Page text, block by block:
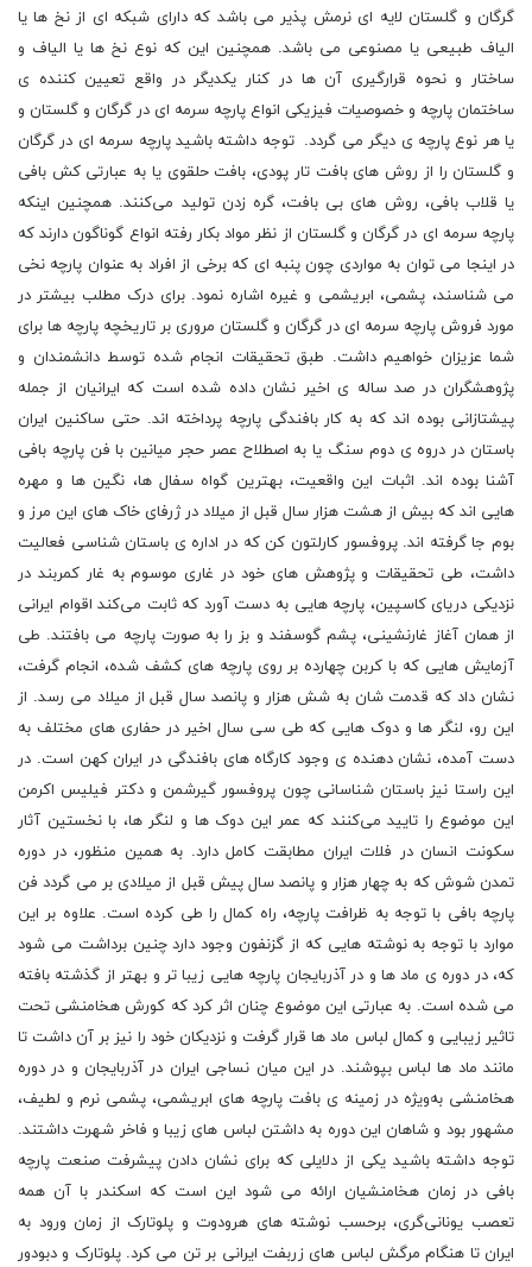
گرگان و گلستان لایه ‌ای نرمش‌ پذیر می باشد که دارای شبکه ‌ای از نخ ‌ها یا
الیاف طبیعی یا مصنوعی می باشد. همچنین این که نوع نخ ‌ها یا الیاف و
ساختار و نحوه قرارگیری آن‌ ها در کنار یکدیگر در واقع تعیین کننده ی
ساختمان پارچه و خصوصیات فیزیکی انواع پارچه سرمه ای در گرگان و گلستان و
یا هر نوع پارچه ی دیگر می گردد. توجه داشته باشید پارچه‌ سرمه ای در گرگان
و گلستان را از روش ‌های بافت تار پودی، بافت حلقوی یا به عبارتی کش‌ بافی
یا قلاب بافی، روش ‌های بی بافت، گره زدن تولید می‌کنند. همچنین اینکه
پارچه سرمه ای در گرگان و گلستان از نظر مواد بکار رفته انواع گوناگون دارند که
در اینجا می توان به مواردی چون پنبه‌ ای که برخی از افراد به عنوان پارچه نخی
می شناسند، پشمی، ابریشمی و غیره اشاره نمود. برای درک مطلب بیشتر در
مورد فروش پارچه سرمه ای در گرگان و گلستان مروری بر تاریخچه پارچه ها برای
شما عزیزان خواهیم داشت. طبق تحقیقات انجام شده توسط دانشمندان و
پژوهشگران در صد ساله ی اخیر نشان داده شده است که ایرانیان از جمله
پیشتازانی بوده ‌اند که به کار بافندگی پارچه پرداخته ‌اند. حتی ساکنین ایران
باستان در دروه ی دوم سنگ یا به اصطلاح عصر حجر میانین با فن پارچه ‌بافی
آشنا بوده ‌اند. اثبات این واقعیت، بهترین گواه سفال ‌ها، نگین ‌ها و مهره‌
هایی ‌اند که بیش از هشت هزار سال قبل از میلاد در ژرفای خاک ‌های این مرز و
بوم جا گرفته‌ اند. پروفسور کارلتون کن که در اداره ی باستان شناسی فعالیت
داشت، طی تحقیقات و پژوهش های خود در غاری موسوم به غار کمربند در
نزدیکی دریای کاسپین، پارچه ‌هایی به دست آورد که ثابت می‌کند اقوام ایرانی
از همان آغاز غارنشینی، پشم گوسفند و بز را به ‌صورت پارچه می ‌بافتند. طی
آزمایش‌ هایی که با کربن چهارده بر روی پارچه ‌های کشف شده، انجام گرفت،
نشان داد که قدمت شان به شش هزار و پانصد سال قبل از میلاد می رسد. از
این رو، لنگر ها و دوک‌ هایی که طی سی سال اخیر در حفاری ‌های مختلف به
‌دست آمده، نشان دهنده ی وجود کارگاه‌ های بافندگی در ایران کهن است. در
این راستا نیز باستان‌ شناسانی چون پروفسور گیرشمن و دکتر فیلیس اکرمن
این موضوع را تایید می‌کنند که عمر این دوک ‌ها و لنگر ها، با نخستین آثار
سکونت انسان در فلات ایران مطابقت کامل دارد. به همین منظور، در دوره
تمدن شوش که به چهار هزار و پانصد سال پیش قبل از میلادی بر می گردد فن
پارچه ‌بافی با توجه به ظرافت پارچه، راه کمال را طی کرده‌ است. علاوه بر این
موارد با توجه به نوشته هایی که از گزنفون وجود دارد چنین برداشت می شود
که، در دوره ی ماد ها و در آذربایجان پارچه‌ هایی زیبا تر و بهتر از گذشته بافته
می ‌شده ‌است. به عبارتی این موضوع چنان اثر کرد که کورش هخامنشی تحت‌
تاثیر زیبایی و کمال لباس ماد ها قرار گرفت و نزدیکان خود را نیز بر آن داشت تا
مانند ماد ها لباس بپوشند. در این میان نساجی ایران در آذربایجان و در دوره
هخامنشی به‌ویژه در زمینه ی بافت پارچه‌ های ابریشمی، پشمی نرم و لطیف،
مشهور بود و شاهان این دوره به داشتن لباس ‌های زیبا و فاخر شهرت داشتند.
توجه داشته باشید یکی از دلایلی که برای نشان دادن پیشرفت صنعت پارچه
‌بافی در زمان هخامنشیان ارائه می‌ شود این است که اسکندر با آن همه
تعصب یونانی‌گری، برحسب نوشته ‌های هرودوت و پلوتارک از زمان ورود به
ایران تا هنگام مرگش لباس‌ های زربفت ایرانی بر تن می ‌کرد. پلوتارک و دبودور